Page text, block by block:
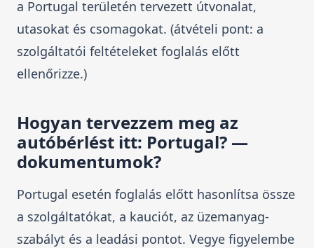
a Portugal területén tervezett útvonalat,
utasokat és csomagokat. (átvételi pont: a
szolgáltatói feltételeket foglalás előtt
ellenőrizze.)
Hogyan tervezzem meg az
autóbérlést itt: Portugal? —
dokumentumok?
Portugal esetén foglalás előtt hasonlítsa össze
a szolgáltatókat, a kauciót, az üzemanyag-
szabályt és a leadási pontot. Vegye figyelembe